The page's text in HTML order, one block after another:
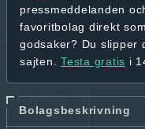
pressmeddelanden
favoritbolag direkt
godsaker? Du slipper
sajten. Testa gratis i
Bolagsbeskrivning